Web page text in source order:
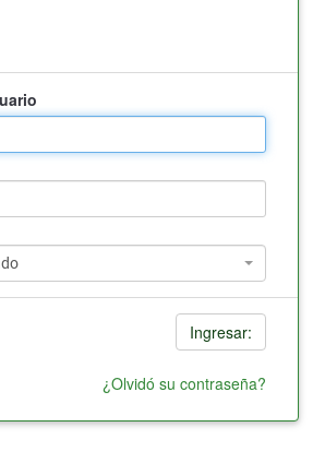
Ingresar:
¿Olvidó su contraseña?